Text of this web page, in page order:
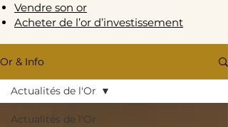
Vendre son or
Acheter de l’or d’investissement
Or & Info
Actualités de l'Or
Actualités de l'Or